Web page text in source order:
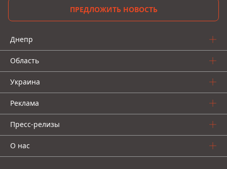
ПРЕДЛОЖИТЬ НОВОСТЬ
Днепр
Область
Украина
Реклама
Пресс-релизы
О нас